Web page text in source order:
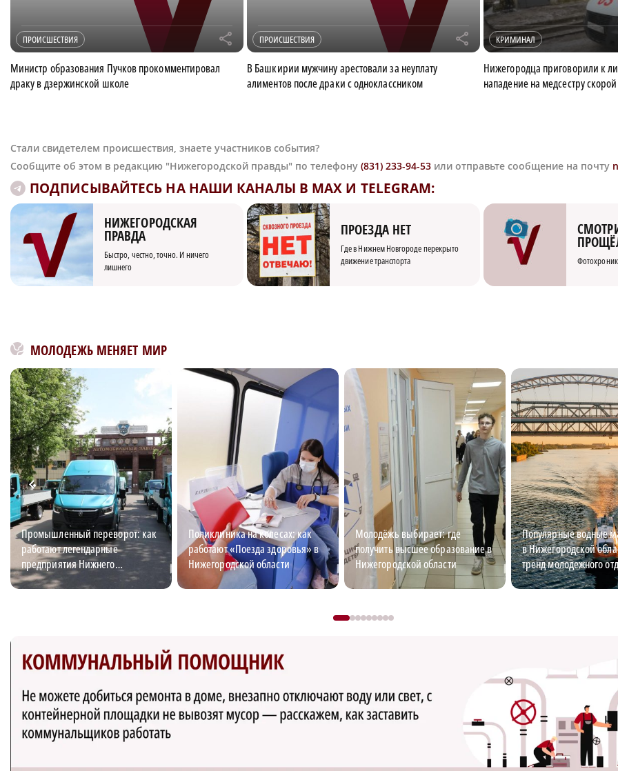
ПРОИСШЕСТВИЯ r
Министр образования Пучков прокомментировал
драку в дзержинской школе
ПРОИСШЕСТВИЯ r
В Башкирии мужчину арестовали за неуплату
алиментов после драки с одноклассником
КРИМИНАЛ
Нижегородца приговорили к
нападение на медсестру скорой
Стали свидетелем происшествия, знаете участников события?
Сообщите об этом в редакцию "Нижегородской правды" по телефону (831) 233-94-53 или отправьте сообщение на почту
ПОДПИСЫВАЙТЕСЬ НА НАШИ КАНАЛЫ В MAX И TELEGRAM:
НИЖЕГОРОДСКАЯ
ПРАВДА
Быстро, честно, точно. И ничего
лишнего
ПРОЕЗДА НЕТ
Где в Нижнем Новгороде перекрыто
движение транспорта
МОЛОДЕЖЬ МЕНЯЕТ МИР
Промышленный переворот: как
работают легендарные
предприятия Нижнего
Новгорода
Поликлиника на колесах: как
работают «Поезда здоровья» в
Нижегородской области
Молодёжь выбирает: где
получить высшее образование в
Нижегородской области
Популярные водные
в Нижегородской
тренд молодежного